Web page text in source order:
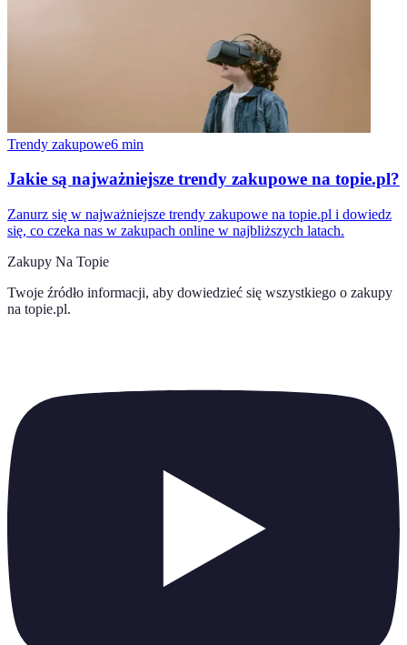
Trendy zakupowe6 min
Jakie są najważniejsze trendy zakupowe na topie.pl?
Zanurz się w najważniejsze trendy zakupowe na topie.pl i dowiedz
się, co czeka nas w zakupach online w najbliższych latach.
Zakupy Na Topie
Twoje źródło informacji, aby dowiedzieć się wszystkiego o zakupy
na topie.pl.